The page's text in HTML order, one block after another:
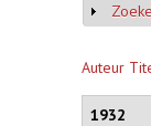
Auteur
1932